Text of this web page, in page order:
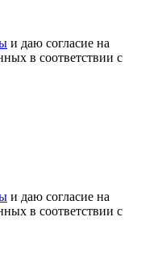
и даю согласие на
в соответствии с
и даю согласие на
в соответствии с